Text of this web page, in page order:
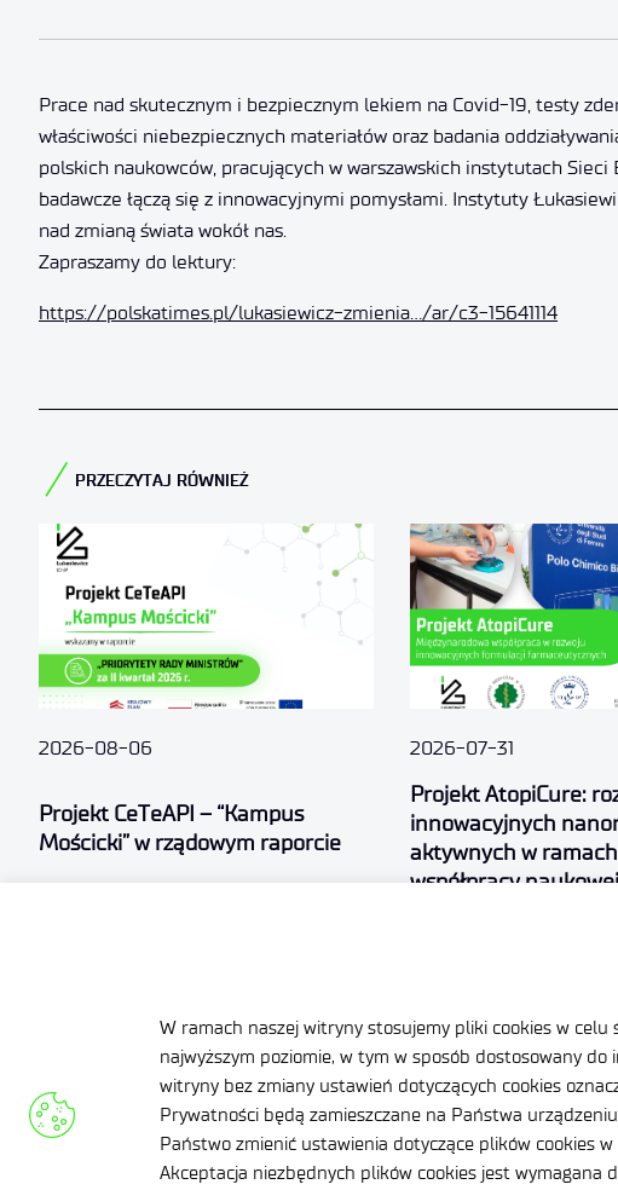
W ramach naszej witryny stosujemy pliki cookies w celu
najwyższym poziomie, w tym w sposób dostosowany
witryny bez zmiany ustawień dotyczących cookies
Prywatności będą zamieszczane na Państwa
Państwo zmienić ustawienia dotyczące plików cookies
Akceptacja niezbędnych plików cookies jest wymagana
Prace nad skutecznym i bezpiecznym lekiem na Covid-19, testy
właściwości niebezpiecznych materiałów oraz badania
polskich naukowców, pracujących w warszawskich instytutach
badawcze łączą się z innowacyjnymi pomysłami. Instytuty
nad zmianą świata wokół nas.
Zapraszamy do lektury:
https://polskatimes.pl/lukasiewicz-zmienia…/ar/c3-15641114
PRZECZYTAJ RÓWNIEŻ​
Projekt CeTeAPI – “Kampus
Mościcki” w rządowym raporcie
2026-08-06
Projekt AtopiCure:
innowacyjnych
aktywnych w
współpracy naukowej
2026-07-31
Klauzula informacyjna
Deklaracja dostępności
Polityka prywatności
Zamówienia publiczne